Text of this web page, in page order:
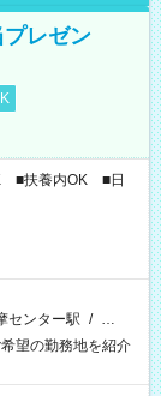
レゼン
■扶養内OK ■日
センター駅 / …
望の勤務地を紹介